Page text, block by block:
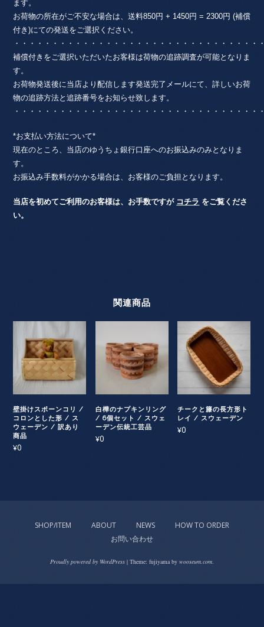
ます。
お荷物の所在がご不安な場合は、送料850円 + 1450円 = 2300円 (補償
付き)にての発送をご選択ください。
・・・・・・・・・・・・・・・・・・・・・・・・・・・・・・・
補償付きをご選択いただいたお客様は荷物の追跡調査が可能となりま
す。
お荷物発送後に当店より配信します発送完了メールにて、詳しいお荷
物の追跡方法と追跡番号をお知らせ致します。
・・・・・・・・・・・・・・・・・・・・・・・・・・・・・・・
*お支払い方法について*
現在のところ、当店のゆうちょ銀行口座へのお振込みのみとなりま
す。
お振込み手数料がかかる場合は、お客様のご負担となります。
当店を初めてご利用のお客様は、お手数ですが コチラ をご覧くださ
い。
関連商品
壁掛けスポーンコリ /
コロンとした形 / ス
ウェーデン / 訳あり
商品
¥0
白樺のナプキンリング
/ 6個セット / スウェ
ーデン伝統工芸品
¥0
チークと籐の長方形ト
レイ / スウェーデン
¥0
SHOP/ITEM ABOUT NEWS
HOW TO ORDER
お問い合わせ
Proudly powered by WordPress | Theme: fujiyama by wooseum.com.